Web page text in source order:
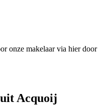
onze makelaar via hier door
Acquoij